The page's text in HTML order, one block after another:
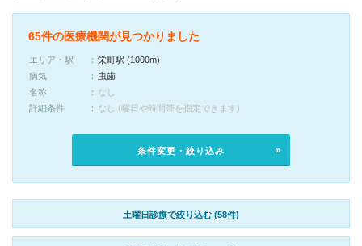
65件の医療機関が見つかりました
エリア・駅
栄町駅 (1000m)
病気
虫歯
名称
なし
詳細条件
なし (曜日や時間帯を指定できます)
条件変更・絞り込み
土曜日診療で絞り込む (58件)